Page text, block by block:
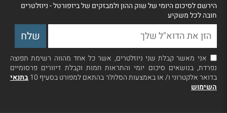
הירשם לסיכום היומי של שוק ההון ולמבזקים של ביזפורטל - ניוזלטרים
חובה לכל משקיע
אני מאשר קבלת שני ניוזלטרים, אשר כל אחד מהווה רשימת תפוצה
נפרדת, בנושאים סיכום יומי והתראות חמות וקבלת דיוורים פרסומיים
בדואר אלקטרוני ו/ או באמצעות הסלולר בהתאם למפורט בסעיף 10
בתנאי
השימוש